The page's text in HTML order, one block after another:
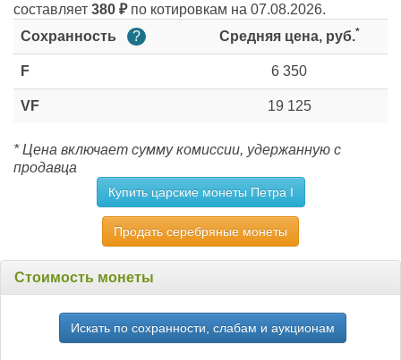
составляет 380 ₽по котировкам на 07.08.2026.
Сохранность
? Средняя цена, руб.*
F 6 350
VF 19 125
* Цена включает сумму комиссии, удержанную с
продавца
Купить царские монеты Петра I
Продать серебряные монеты
Стоимость монеты
Искать по сохранности, слабам и аукционам